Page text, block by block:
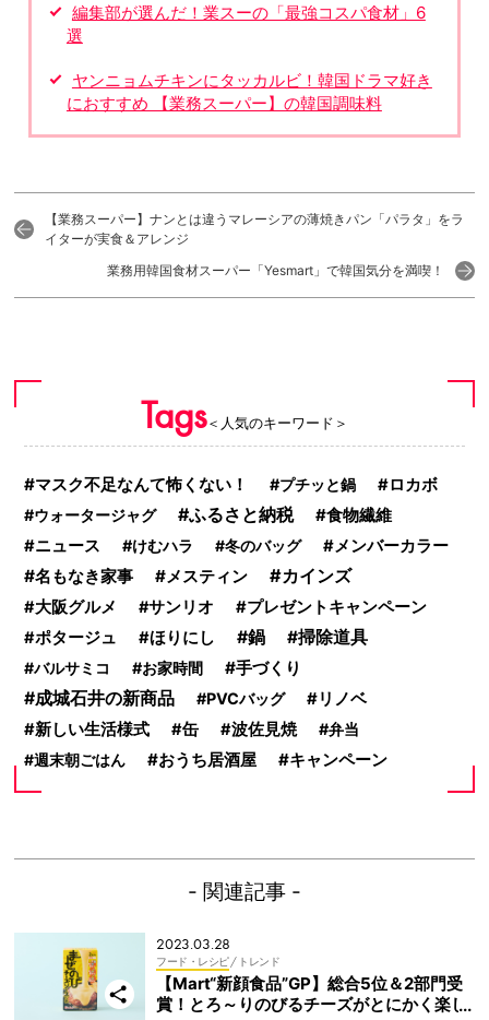
編集部が選んだ！業スーの「最強コスパ食材」6
選
ヤンニョムチキンにタッカルビ！韓国ドラマ好き
におすすめ 【業務スーパー】の韓国調味料
【業務スーパー】ナンとは違うマレーシアの薄焼きパン「パラタ」をラ
イターが実食＆アレンジ
業務用韓国食材スーパー「Yesmart」で韓国気分を満喫！
Tags＜人気のキーワード＞
マスク不足なんて怖くない！ プチッと鍋 ロカボ
ウォータージャグ ふるさと納税 食物繊維
ニュース けむハラ 冬のバッグ メンバーカラー
名もなき家事 メスティン カインズ
大阪グルメ サンリオ
プレゼントキャンペーン
ポタージュ
ほりにし 鍋 掃除道具
バルサミコ お家時間
手づくり
成城石井の新商品
PVCバッグ
リノベ
新しい生活様式
缶 波佐見焼
弁当
週末朝ごはん
おうち居酒屋 キャンペーン
- 関連記事 -
2023.03.28
フード・レシピ/ トレンド
【Mart“新顔食品”GP】総合5位＆2部門受
賞！とろ～りのびるチーズがとにかく楽し